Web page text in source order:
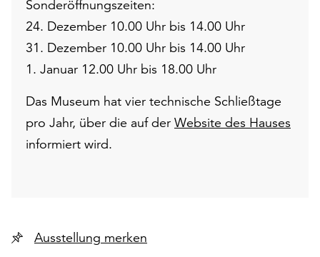
Sonderöffnungszeiten:
24. Dezember 10.00 Uhr bis 14.00 Uhr
31. Dezember 10.00 Uhr bis 14.00 Uhr
1. Januar 12.00 Uhr bis 18.00 Uhr
Das Museum hat vier technische Schließtage
pro Jahr, über die auf der Website des Hauses
informiert wird.
Ausstellung merken